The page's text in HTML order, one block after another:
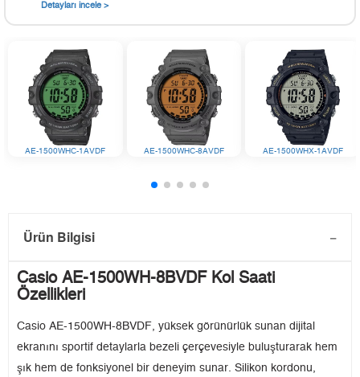
Detayları incele >
AE-1500WHC-1AVDF AE-1500WHC-8AVDF AE-1500WHX-1AVDF
Ürün Bilgisi
Casio AE-1500WH-8BVDF Kol Saati
Özellikleri
Casio AE-1500WH-8BVDF, yüksek görünürlük sunan dijital
ekranını sportif detaylarla bezeli çerçevesiyle buluşturarak hem
şık hem de fonksiyonel bir deneyim sunar. Silikon kordonu,